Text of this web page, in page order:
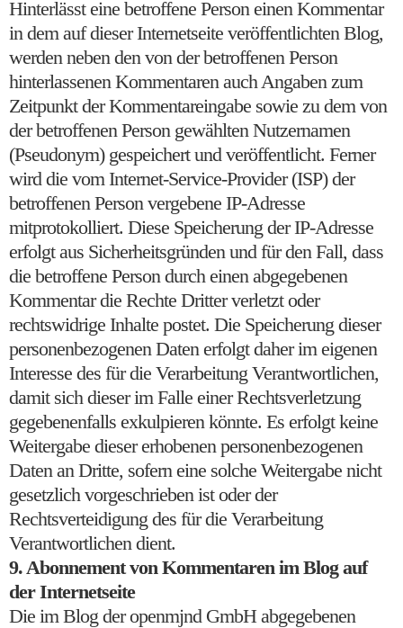
Hinterlässt eine betroffene Person einen Kommentar
in dem auf dieser Internetseite veröffentlichten Blog,
werden neben den von der betroffenen Person
hinterlassenen Kommentaren auch Angaben zum
Zeitpunkt der Kommentareingabe sowie zu dem von
der betroffenen Person gewählten Nutzernamen
(Pseudonym) gespeichert und veröffentlicht. Ferner
wird die vom Internet-Service-Provider (ISP) der
betroffenen Person vergebene IP-Adresse
mitprotokolliert. Diese Speicherung der IP-Adresse
erfolgt aus Sicherheitsgründen und für den Fall, dass
die betroffene Person durch einen abgegebenen
Kommentar die Rechte Dritter verletzt oder
rechtswidrige Inhalte postet. Die Speicherung dieser
personenbezogenen Daten erfolgt daher im eigenen
Interesse des für die Verarbeitung Verantwortlichen,
damit sich dieser im Falle einer Rechtsverletzung
gegebenenfalls exkulpieren könnte. Es erfolgt keine
Weitergabe dieser erhobenen personenbezogenen
Daten an Dritte, sofern eine solche Weitergabe nicht
gesetzlich vorgeschrieben ist oder der
Rechtsverteidigung des für die Verarbeitung
Verantwortlichen dient.
9. Abonnement von Kommentaren im Blog auf
der Internetseite
Die im Blog der openmjnd GmbH abgegebenen